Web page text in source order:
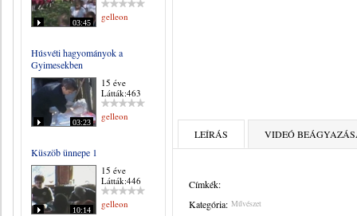
03:45
gelleon
Húsvéti hagyományok a
Gyimesekben
03:23
15 éve
Látták:463
gelleon
Küszöb ünnepe 1
10:14
15 éve
Látták:446
gelleon
LEÍRÁS VIDEÓ
Címkék:
Kategória: Művészet